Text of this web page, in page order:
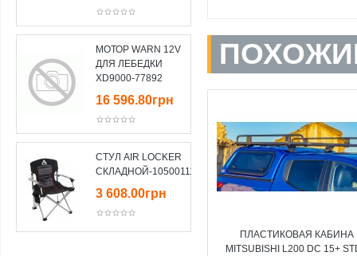
МОТОР WARN 12V
ДЛЯ ЛЕБЕДКИ
XD9000-77892
16 596.80грн
СТУЛ AIR LOCKER
СКЛАДНОЙ-10500111
3 608.00грн
ПЛАСТИКОВАЯ КАБИНА
MITSUBISHI L200 DC 15+